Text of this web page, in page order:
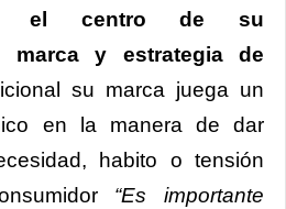
el centro de su
marca y estrategia de
su marca juega un
en la manera de dar
habito o tensión
“Es importante